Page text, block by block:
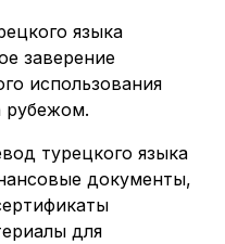
языка
заверение
использования
рубежом.
турецкого языка
документы,
для